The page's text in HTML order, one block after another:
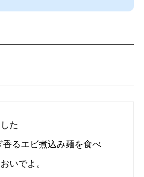
た
香るエビ煮込み麺を食べ
いでよ。